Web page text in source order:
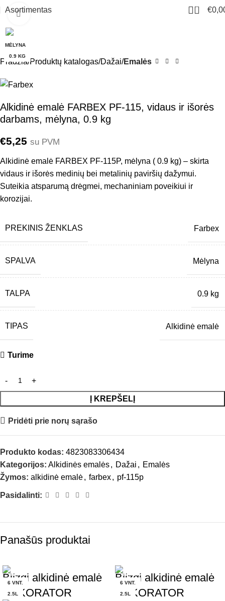
Asortimentas 0 €
MĖLYNA
0.9 KG
Click to enlarge
Pradžia Produktų katalogas Dažai Emalės
Alkidinė emalė FARBEX PF-115, vidaus ir išorės
darbams, mėlyna, 0.9 kg
€5,25 su PVM
Alkidinė emalė FARBEX PF-115P, mėlyna ( 0.9 kg) – skirta
vidaus ir išorės medinių bei metalinių paviršių dažymui.
Suteikia atsparumą drėgmei, mechaniniam poveikiui ir
korozijai.
PREKINIS ŽENKLAS Farbex
SPALVA Mėlyna
TALPA 0.9 kg
TIPAS Alkidinė emalė
Turime
Į KREPŠELĮ
Pridėti prie norų sąrašo
Produkto kodas: 4823083306434
Kategorijos: Alkidinės emalės, Dažai , Emalės
Žymos: alkidinė emalė, farbex, pf-115p
Pasidalinti:
Panašūs produktai
6 VNT.
2.5L
Blizgi alkidinė emalė
DEKORATOR
6 VNT.
2.5L
Blizgi alkidinė emalė
DEKORATOR